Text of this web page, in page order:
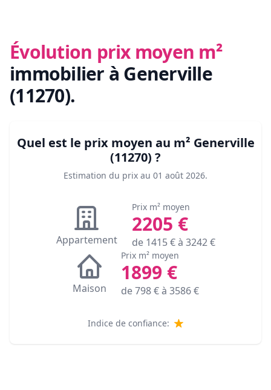
Évolution prix moyen m²
immobilier à Generville
(11270).
Quel est le prix moyen au m² Generville
(11270) ?
Estimation du prix au 01 août 2026.
Appartement
Prix m² moyen
2205 €
de 1415€ à 3242€
Maison
Prix m² moyen
1899 €
de798€ à 3586€
Indice de confiance: